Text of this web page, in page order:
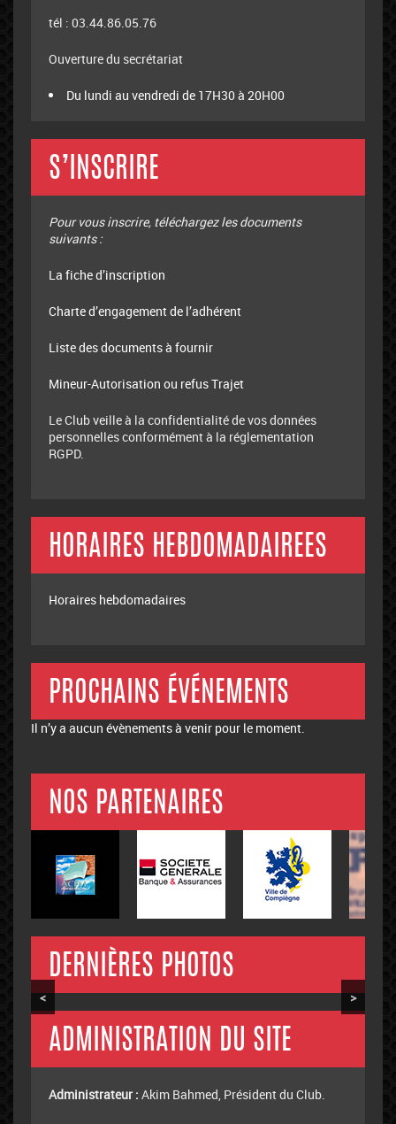
tél : 03.44.86.05.76
Ouverture du secrétariat
Du lundi au vendredi de 17H30 à 20H00
S’INSCRIRE
Pour vous inscrire, téléchargez les documents
suivants :
La fiche d’inscription
Charte d’engagement de l’adhérent
Liste des documents à fournir
Mineur-Autorisation ou refus Trajet
Le Club veille à la confidentialité de vos données
personnelles conformément à la réglementation
RGPD.
HORAIRES HEBDOMADAIREES
Horaires hebdomadaires
PROCHAINS ÉVÉNEMENTS
Il n’y a aucun évènements à venir pour le moment.
NOS PARTENAIRES
DERNIÈRES PHOTOS